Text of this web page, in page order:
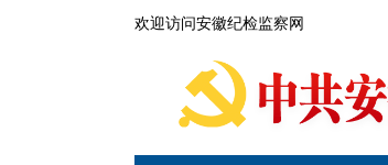
欢迎访问安徽纪检监察网